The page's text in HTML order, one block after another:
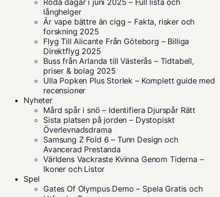
Röda dagar i juni 2025 – Full lista och
långhelger
Är vape bättre än cigg – Fakta, risker och
forskning 2025
Flyg Till Alicante Från Göteborg – Billiga
Direktflyg 2025
Buss från Arlanda till Västerås – Tidtabell,
priser & bolag 2025
Ulla Popken Plus Storlek – Komplett guide med
recensioner
Nyheter
Mård spår i snö – Identifiera Djurspår Rätt
Sista platsen på jorden – Dystopiskt
Överlevnadsdrama
Samsung Z Fold 6 – Tunn Design och
Avancerad Prestanda
Världens Vackraste Kvinna Genom Tiderna –
Ikoner och Listor
Spel
Gates Of Olympus Demo – Spela Gratis och